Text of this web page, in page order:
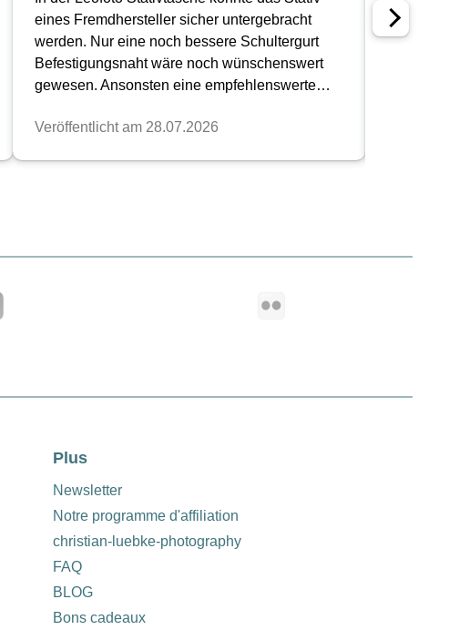
Plus
Newsletter
Notre programme d'affiliation
christian-luebke-photography
FAQ
BLOG
Bons cadeaux